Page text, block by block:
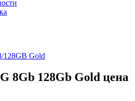
128GB Gold
8Gb 128Gb Gold цена